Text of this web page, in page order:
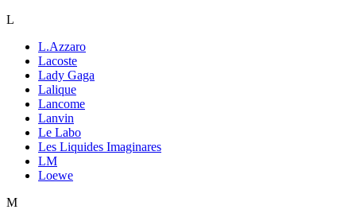
L
L.Azzaro
Lacoste
Lady Gaga
Lalique
Lancome
Lanvin
Le Labo
Les Liquides Imaginares
LM
Loewe
M